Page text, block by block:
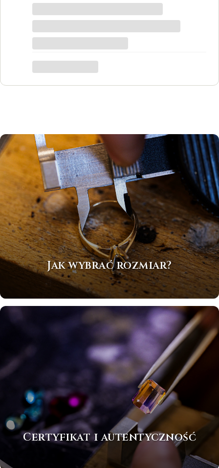
tego grawer w pierścionku udało się
zrobić w bardzo krótkim czasie. Dziękuję,
był to dla mnie bardzo ważny moment,
trafiłam w idealne miejsce.
Katarzyna Łącka
Jak wybrać rozmiar?
Certyfikat i autentyczność